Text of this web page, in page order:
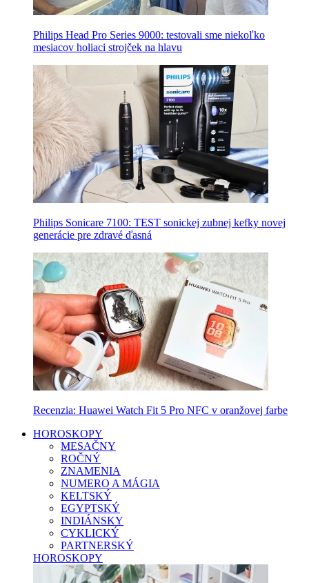
Philips Head Pro Series 9000: testovali sme niekoľko
mesiacov holiaci strojček na hlavu
Philips Sonicare 7100: TEST sonickej zubnej kefky novej
generácie pre zdravé ďasná
Recenzia: Huawei Watch Fit 5 Pro NFC v oranžovej farbe
HOROSKOPY
MESAČNY
ROČNÝ
ZNAMENIA
NUMERO A MÁGIA
KELTSKÝ
EGYPTSKÝ
INDIÁNSKY
CYKLICKÝ
PARTNERSKÝ
HOROSKOPY